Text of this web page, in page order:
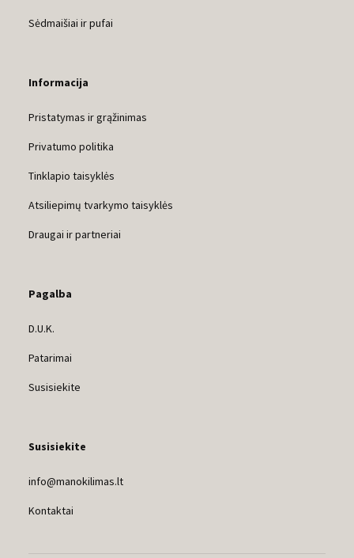
Sėdmaišiai ir pufai
Informacija
Pristatymas ir grąžinimas
Privatumo politika
Tinklapio taisyklės
Atsiliepimų tvarkymo taisyklės
Draugai ir partneriai
Pagalba
D.U.K.
Patarimai
Susisiekite
Susisiekite
info@manokilimas.lt
Kontaktai